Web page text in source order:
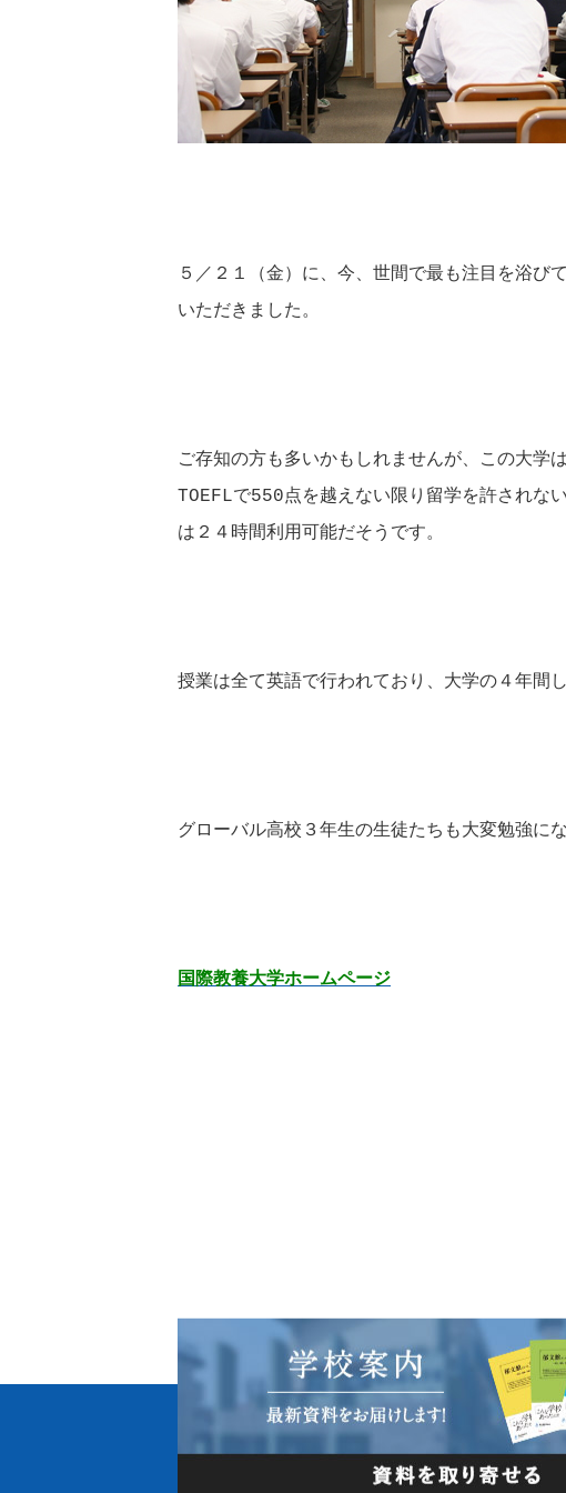
５／２１（金）に、今、世間で最も注目を浴び
いただきました。
ご存知の方も多いかもしれませんが、この大学
TOEFLで550点を越えない限り留学を許されな
は２４時間利用可能だそうです。
授業は全て英語で行われており、大学の４年間
グローバル高校３年生の生徒たちも大変勉強に
国際教養大学ホームページ